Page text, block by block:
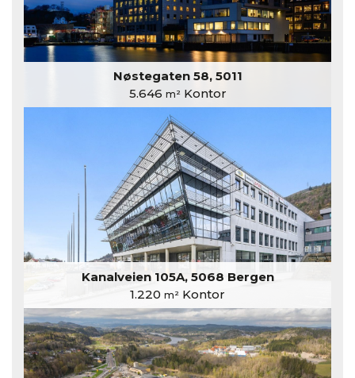
Nøstegaten 58, 5011
5.646 m²Kontor
Kanalveien 105A, 5068 Bergen
1.220 m² Kontor